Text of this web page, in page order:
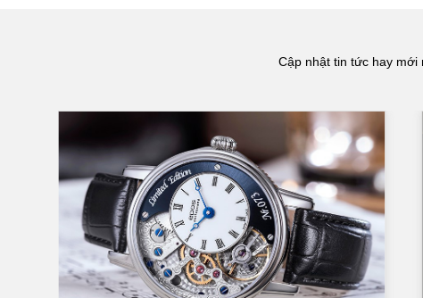
Chất liệu
này sẽ ảnh hưởng
nhau như thép không
Kiểu dáng
Kiểu dáng của đồng
chuyền, dây đeo
Tính năng
Tùy vào mục đích sử
đo thời gian, đồng
Cập nhật tin tức hay mới